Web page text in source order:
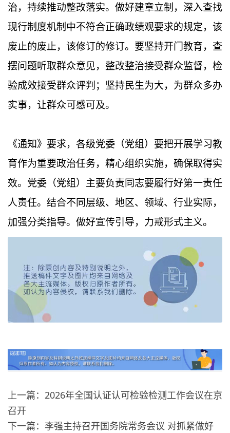
治，持续推动整改落实。做好建章立制，深入查找
现行制度机制中不符合正确政绩观要求的规定，该
废止的废止，该修订的修订。要坚持开门教育，查
摆问题听取群众意见，整改整治接受群众监督，检
验成效接受群众评判；坚持民生为大，为群众多办
实事，让群众可感可及。
《通知》要求，各级党委（党组）要把开展学习教
育作为重要政治任务，精心组织实施，确保取得实
效。党委（党组）主要负责同志要履行好第一责任
人责任。结合不同层级、地区、领域、行业实际，
加强分类指导。做好宣传引导，力戒形式主义。
上一篇：2026年全国认证认可检验检测工作会议在京
召开
下一篇：李强主持召开国务院常务会议 对抓紧做好